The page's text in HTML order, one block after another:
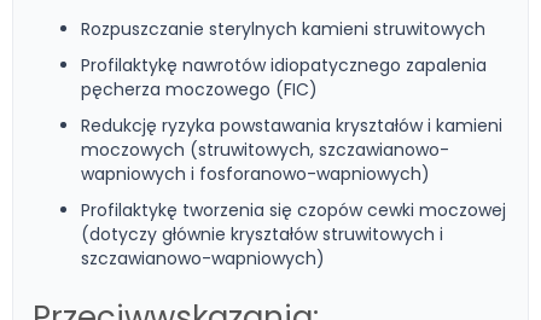
Rozpuszczanie sterylnych kamieni struwitowych
Profilaktykę nawrotów idiopatycznego zapalenia
pęcherza moczowego (FIC)
Redukcję ryzyka powstawania kryształów i kamieni
moczowych (struwitowych, szczawianowo-
wapniowych i fosforanowo-wapniowych)
Profilaktykę tworzenia się czopów cewki moczowej
(dotyczy głównie kryształów struwitowych i
szczawianowo-wapniowych)